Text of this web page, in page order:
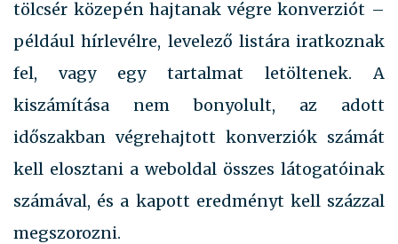
tölcsér közepén hajtanak végre konverziót –
például hírlevélre, levelező listára iratkoznak
fel, vagy egy tartalmat letöltenek. A
kiszámítása nem bonyolult, az adott
időszakban végrehajtott konverziók számát
kell elosztani a weboldal összes látogatóinak
számával, és a kapott eredményt kell százzal
megszorozni.